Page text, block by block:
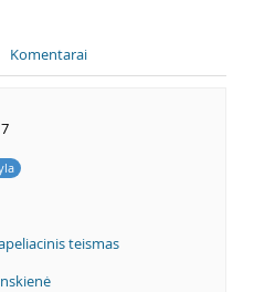
Komentarai
teismas